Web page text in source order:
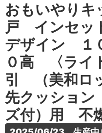
おもいやり
戸 インセ
デザイン １
０高 〈ライ
引 （美和ロ
先クッショ
ズ付）用 不